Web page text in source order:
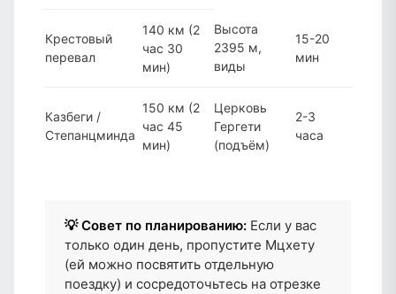
Крестовый
перевал
140 км (2
час 30
мин)
Высота
2395 м,
виды
15-20
мин
Казбеги /
Степанцминда
150 км (2
час 45
мин)
Церковь
Гергети
(подъём)
2-3
часа
💡 Совет по планированию: Если у вас
только один день, пропустите Мцхету
(ей можно посвятить отдельную
поездку) и сосредоточьтесь на отрезке